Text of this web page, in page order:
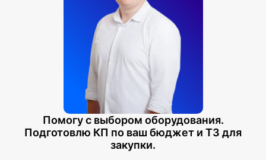
Помогу с выбором оборудования.
Подготовлю КП по ваш бюджет и ТЗ для
закупки.